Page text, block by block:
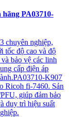
PA03710-
chuyên nghiệp,
tốc độ cao và độ
bảo vệ các linh
cấp điện áp
K907
Ricoh fi-7460. Sản
giúp đảm bảo
duy trì hiệu suất